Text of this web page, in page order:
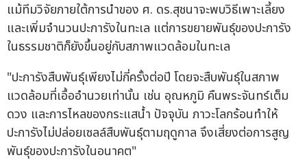
แม้ทีมวิจัยภายใต้การนำของ ศ. ดร.สุชนาจะพบวิธีเพาะเลี้ยง
และเพิ่มจำนวนปะการังในทะเล แต่การขยายพันธุ์ของปะการัง
ในธรรมชาติก็ยังขึ้นอยู่กับสภาพแวดล้อมในทะเล
"ปะการังสืบพันธุ์เพียงไม่กี่ครั้งต่อปี โดยจะสืบพันธุ์ในสภาพ
แวดล้อมที่เอื้ออำนวยเท่านั้น เช่น อุณหภูมิ คืนพระจันทร์เต็ม
ดวง และการไหลของกระแสน้ำ ปัจจุบัน ภาวะโลกร้อนทำให้
ปะการังไม่ปล่อยเซลล์สืบพันธุ์ตามฤดูกาล จึงเสี่ยงต่อการสูญ
พันธุ์ของปะการังในอนาคต"